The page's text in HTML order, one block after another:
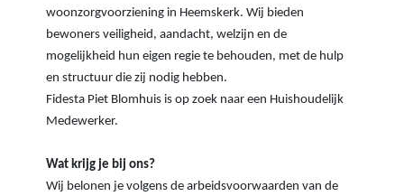
woonzorgvoorziening in Heemskerk. Wij bieden
bewoners veiligheid, aandacht, welzijn en de
mogelijkheid hun eigen regie te behouden, met de hulp
en structuur die zij nodig hebben.
Fidesta Piet Blomhuis is op zoek naar een Huishoudelijk
Medewerker.
Wat krijg je bij ons?
Wij belonen je volgens de arbeidsvoorwaarden van de